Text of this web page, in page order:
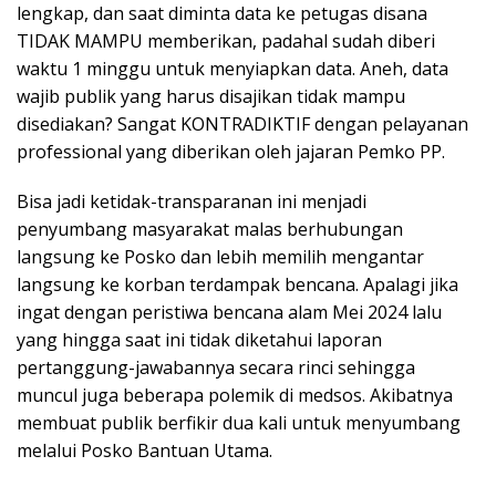
lengkap, dan saat diminta data ke petugas disana
TIDAK MAMPU memberikan, padahal sudah diberi
waktu 1 minggu untuk menyiapkan data. Aneh, data
wajib publik yang harus disajikan tidak mampu
disediakan? Sangat KONTRADIKTIF dengan pelayanan
professional yang diberikan oleh jajaran Pemko PP.
Bisa jadi ketidak-transparanan ini menjadi
penyumbang masyarakat malas berhubungan
langsung ke Posko dan lebih memilih mengantar
langsung ke korban terdampak bencana. Apalagi jika
ingat dengan peristiwa bencana alam Mei 2024 lalu
yang hingga saat ini tidak diketahui laporan
pertanggung-jawabannya secara rinci sehingga
muncul juga beberapa polemik di medsos. Akibatnya
membuat publik berfikir dua kali untuk menyumbang
melalui Posko Bantuan Utama.